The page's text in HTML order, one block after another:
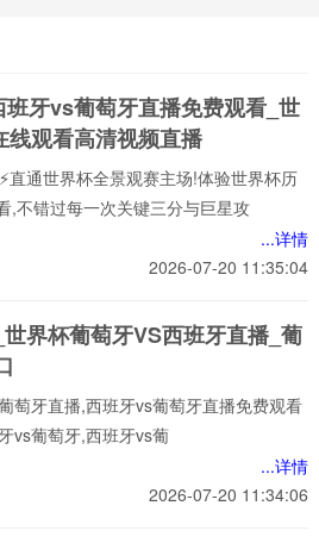
牙vs葡萄牙直播免费观看_世
观看高清视频直播
直通世界杯全景观赛主场!体验世界杯历
,不错过每一次关键三分与巨星攻
...详情
2026-07-20 11:35:04
界杯葡萄牙VS西班牙直播_葡
萄牙直播,西班牙vs葡萄牙直播免费观看
vs葡萄牙,西班牙vs葡
...详情
2026-07-20 11:34:06